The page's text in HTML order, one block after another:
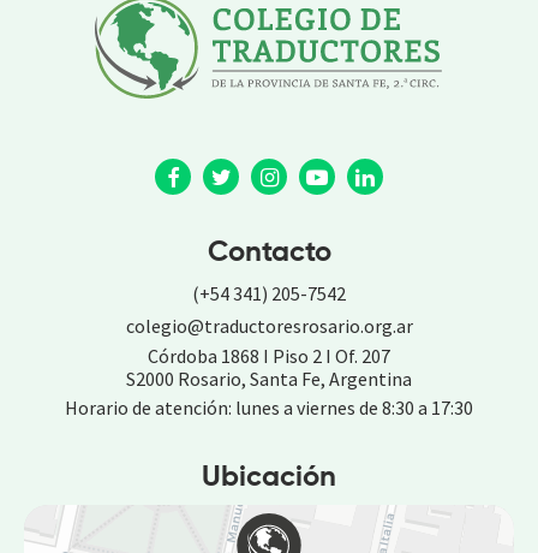
Contacto
(+54 341) 205-7542
colegio@traductoresrosario.org.ar
Córdoba 1868 I Piso 2 I Of. 207
S2000 Rosario, Santa Fe, Argentina
Horario de atención: lunes a viernes de 8:30 a 17:30
Ubicación